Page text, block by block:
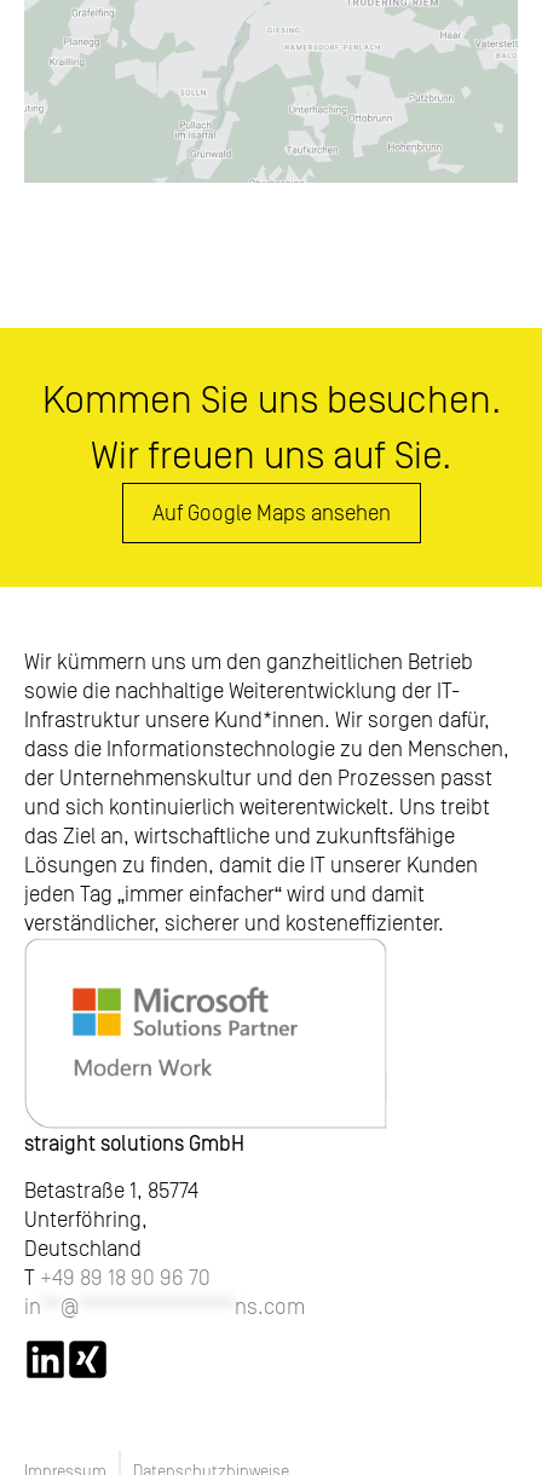
Kommen Sie uns besuchen.
Wir freuen uns auf Sie.
Auf Google Maps ansehen
Wir kümmern uns um den ganzheitlichen Betrieb
sowie die nachhaltige Weiterentwicklung der IT-
Infrastruktur unsere Kund*innen. Wir sorgen dafür,
dass die Informationstechnologie zu den Menschen,
der Unternehmenskultur und den Prozessen passt
und sich kontinuierlich weiterentwickelt. Uns treibt
das Ziel an, wirtschaftliche und zukunftsfähige
Lösungen zu finden, damit die IT unserer Kunden
jeden Tag „immer einfacher“ wird und damit
verständlicher, sicherer und kosteneffizienter.
straight solutions GmbH
Betastraße 1, 85774
Unterföhring,
Deutschland
T +49 89 18 90 96 70
in
@ ns.com